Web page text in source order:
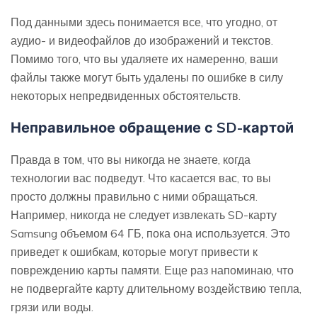
Под данными здесь понимается все, что угодно, от
аудио- и видеофайлов до изображений и текстов.
Помимо того, что вы удаляете их намеренно, ваши
файлы также могут быть удалены по ошибке в силу
некоторых непредвиденных обстоятельств.
Неправильное обращение с SD-картой
Правда в том, что вы никогда не знаете, когда
технологии вас подведут. Что касается вас, то вы
просто должны правильно с ними обращаться.
Например, никогда не следует извлекать SD-карту
Samsung объемом 64 ГБ, пока она используется. Это
приведет к ошибкам, которые могут привести к
повреждению карты памяти. Еще раз напоминаю, что
не подвергайте карту длительному воздействию тепла,
грязи или воды.